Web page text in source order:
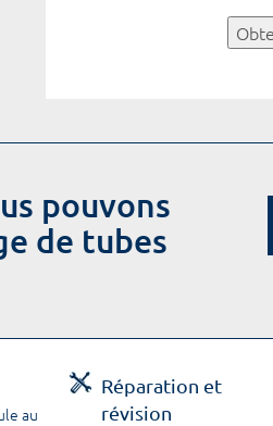
pouvons
de tubes
au
Réparation et
révision